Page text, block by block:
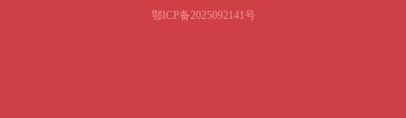
鄂ICP备2025092141号